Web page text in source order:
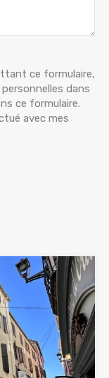
ce formulaire,
dans
ce formulaire.
avec mes